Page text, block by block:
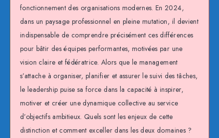
fonctionnement des organisations modernes. En 2024,
dans un paysage professionnel en pleine mutation, il devient
indispensable de comprendre précisément ces différences
pour bâtir des équipes performantes, motivées par une
vision claire et fédératrice. Alors que le management
s’attache à organiser, planifier et assurer le suivi des tâches,
le leadership puise sa force dans la capacité à inspirer,
motiver et créer une dynamique collective au service
d’objectifs ambitieux. Quels sont les enjeux de cette
distinction et comment exceller dans les deux domaines ?